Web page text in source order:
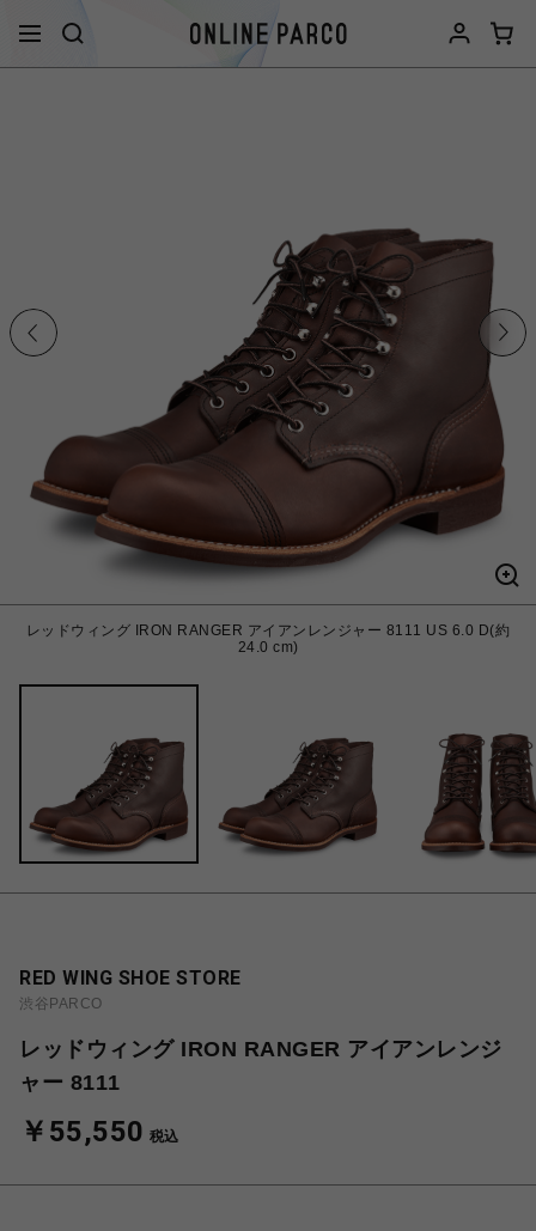
レッドウィング IRON RANGER アイアンレンジャー 8111 US 6.0 D(約
24.0 cm)
RED WING SHOE STORE
渋谷PARCO
レッドウィング IRON RANGER アイアンレンジ
ャー 8111
￥55,550 税込